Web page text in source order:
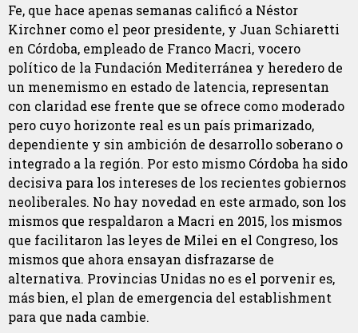
Fe, que hace apenas semanas calificó a Néstor
Kirchner como el peor presidente, y Juan Schiaretti
en Córdoba, empleado de Franco Macri, vocero
político de la Fundación Mediterránea y heredero de
un menemismo en estado de latencia, representan
con claridad ese frente que se ofrece como moderado
pero cuyo horizonte real es un país primarizado,
dependiente y sin ambición de desarrollo soberano o
integrado a la región. Por esto mismo Córdoba ha sido
decisiva para los intereses de los recientes gobiernos
neoliberales. No hay novedad en este armado, son los
mismos que respaldaron a Macri en 2015, los mismos
que facilitaron las leyes de Milei en el Congreso, los
mismos que ahora ensayan disfrazarse de
alternativa. Provincias Unidas no es el porvenir es,
más bien, el plan de emergencia del establishment
para que nada cambie.